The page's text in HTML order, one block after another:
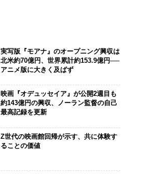
実写版『モアナ』のオープニング興収は
北米約70億円、世界累計約153.9億円──
アニメ版に大きく及ばず
映画『オデュッセイア』が公開2週目も
約143億円の興収、ノーラン監督の自己
最高記録を更新
Z世代の映画館回帰が示す、共に体験す
ることの価値